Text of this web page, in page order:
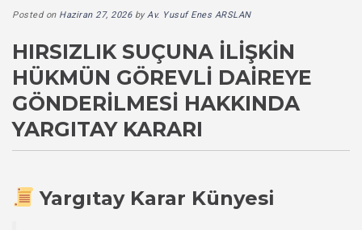
Posted on Haziran 27, 2026byAv. Yusuf Enes ARSLAN
HIRSIZLIK SUÇUNA İLIŞKIN
HÜKMÜN GÖREVLI DAIREYE
GÖNDERILMESI HAKKINDA
YARGITAY KARARI
Yargıtay Karar Künyesi